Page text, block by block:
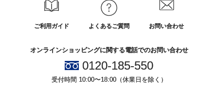
ご利用ガイド よくあるご質問 お問い合わせ
オンラインショッピングに関する電話でのお問い合わせ
0120-185-550
受付時間 10:00〜18:00（休業日を除く）